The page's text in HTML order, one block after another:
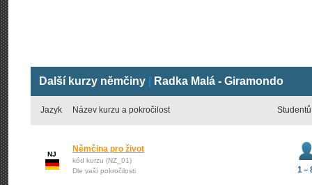
Další kurzy němčiny Radka Malá - Giramondo
Jazyk Název kurzu a pokročilost Studentů
NJ
Němčina pro život
kód kurzu (NZ_01)
Dle vaší pokročilosti
1 –